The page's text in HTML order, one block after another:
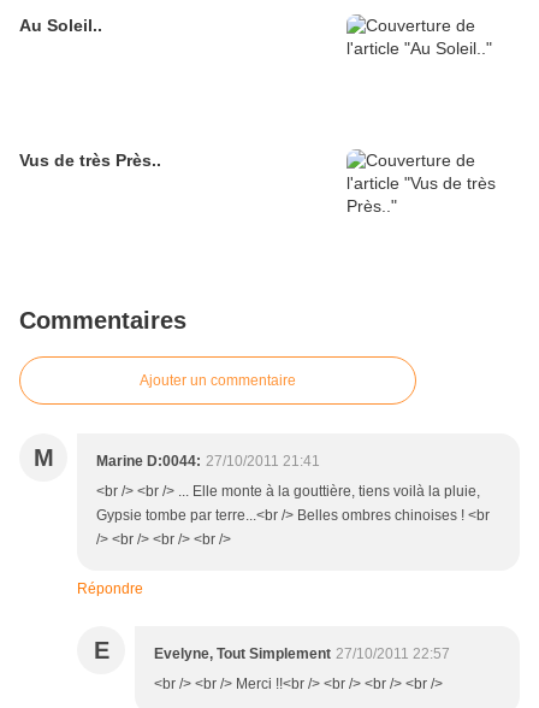
Au Soleil..
Vus de très Près..
Commentaires
Ajouter un commentaire
M Marine D:0044: 27/10/2011 21:41
<br /> <br /> ... Elle monte à la gouttière, tiens voilà la pluie,
Gypsie tombe par terre...<br /> Belles ombres chinoises ! <br
/> <br /> <br /> <br />
Répondre
E Evelyne, Tout Simplement 27/10/2011 22:57
<br /> <br /> Merci !!<br /> <br /> <br /> <br />